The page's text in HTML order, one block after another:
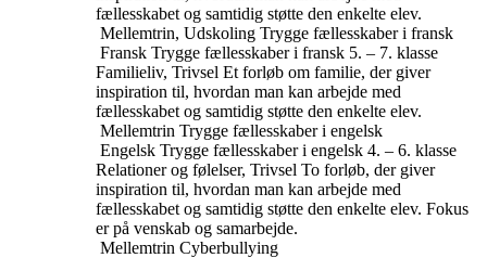
fællesskabet og samtidig støtte den enkelte elev.
Mellemtrin, Udskoling Trygge fællesskaber i fransk
Fransk Trygge fællesskaber i fransk 5. – 7. klasse
Familieliv, Trivsel Et forløb om familie, der giver
inspiration til, hvordan man kan arbejde med
fællesskabet og samtidig støtte den enkelte elev.
Mellemtrin Trygge fællesskaber i engelsk
Engelsk Trygge fællesskaber i engelsk 4. – 6. klasse
Relationer og følelser, Trivsel To forløb, der giver
inspiration til, hvordan man kan arbejde med
fællesskabet og samtidig støtte den enkelte elev. Fokus
er på venskab og samarbejde.
Mellemtrin Cyberbullying